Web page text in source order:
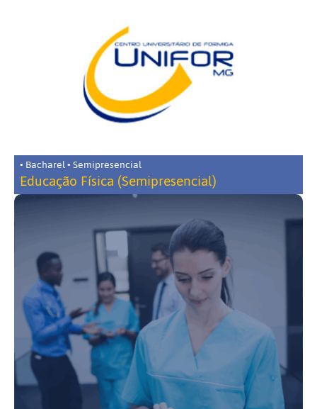
• Bacharel • Semipresencial
Educação Física (Semipresencial)